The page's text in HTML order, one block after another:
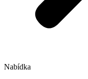
Nabídka